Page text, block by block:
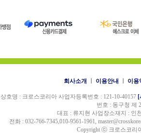
회사소개 이용안내 이용
상호명 : 크로스코리아 사업자등록번호 : 121-10-40157
번호 : 동구청 제
대표 : 류지현 사업장소재지 : 인
전화 : 032-766-7345,010-9561-1961,
Copyright ⓒ 크로스코리